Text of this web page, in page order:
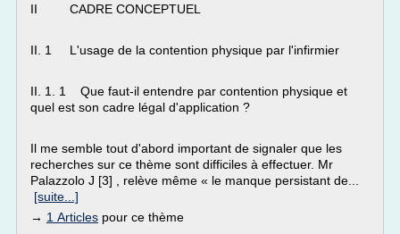
II CADRE CONCEPTUEL
II. 1 L'usage de la contention physique par l'infirmier
II. 1. 1 Que faut-il entendre par contention physique et
quel est son cadre légal d'application ?
Il me semble tout d'abord important de signaler que les
recherches sur ce thème sont difficiles à effectuer. Mr
Palazzolo J [3] , relève même « le manque persistant de...
[suite...]
→ 1 Articles pour ce thème